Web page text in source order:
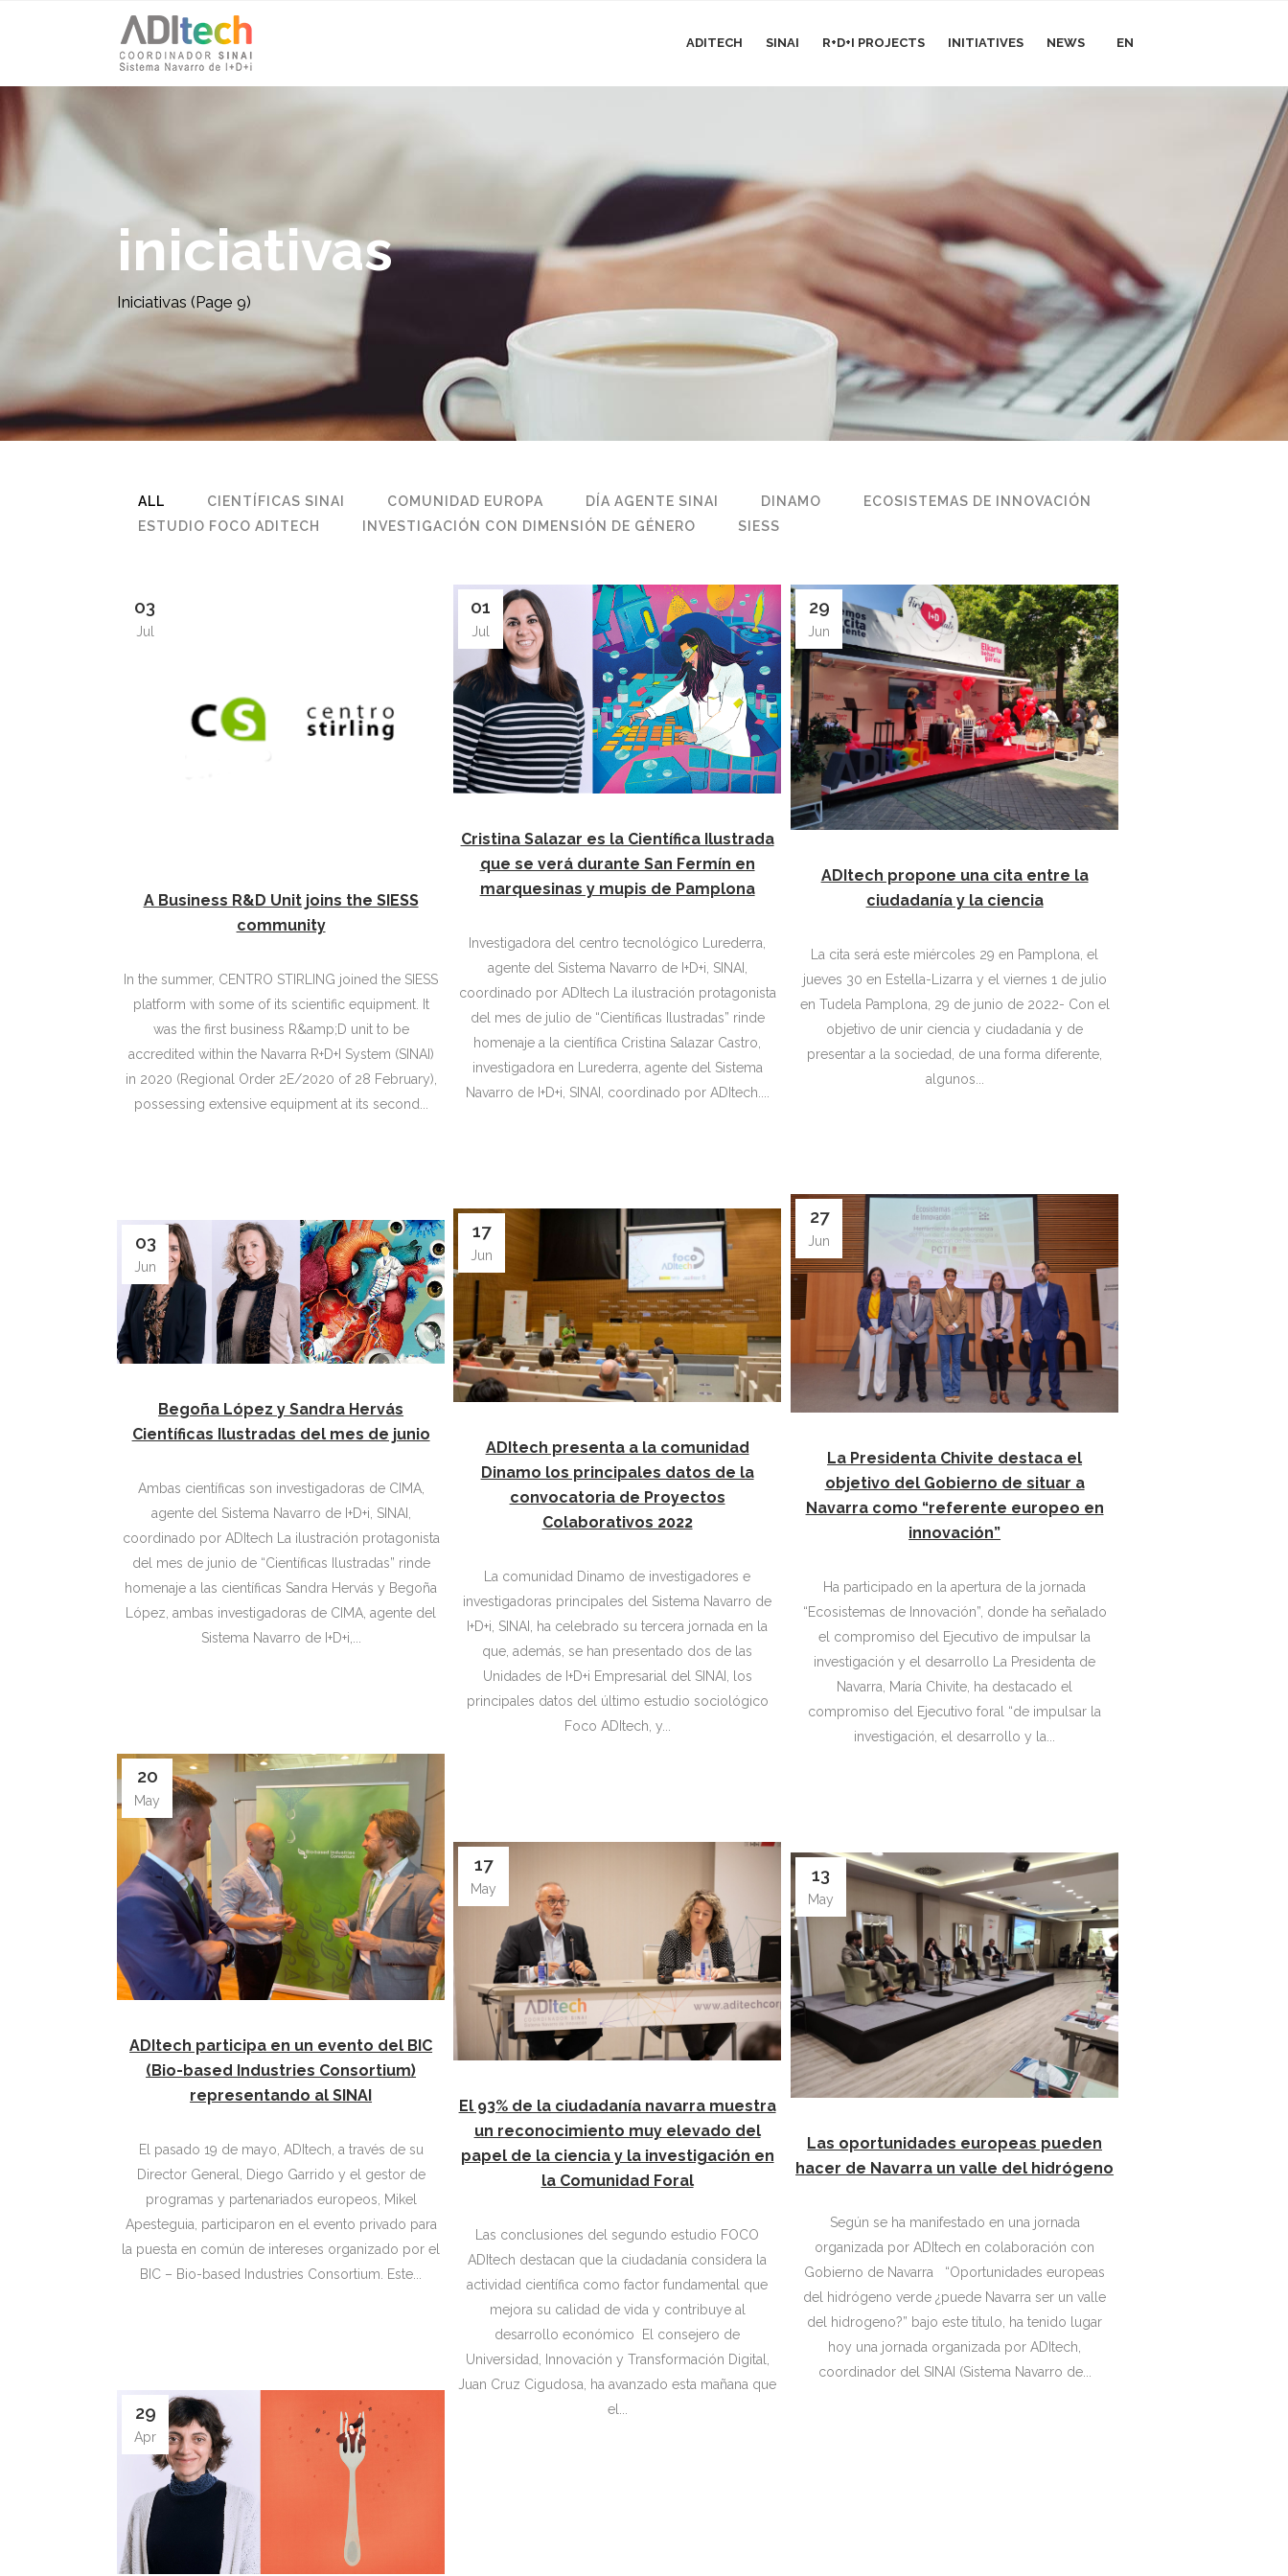
ADITECH SINAI R+D+I PROJECTS INITIATIVES NEWS EN
iniciativas
Iniciativas (Page 9)
ALL CIENTÍFICAS SINAI COMUNIDAD EUROPA DÍA AGENTE SINAI DINAMO
ECOSISTEMAS DE INNOVACIÓN
ESTUDIO FOCO ADITECH
INVESTIGACIÓN CON DIMENSIÓN DE GÉNERO SIESS
03
Jul
A Business R&D Unit joins the SIESS
community
In the summer, CENTRO STIRLING joined the SIESS
platform with some of its scientific equipment. It
was the first business R&amp;D unit to be
accredited within the Navarra R+D+I System (SINAI)
in 2020 (Regional Order 2E/2020 of 28 February),
possessing extensive equipment at its second...
01
Jul
Cristina Salazar es la Científica Ilustrada
que se verá durante San Fermín en
marquesinas y mupis de Pamplona
Investigadora del centro tecnológico Lurederra,
agente del Sistema Navarro de I+D+i, SINAI,
coordinado por ADItech La ilustración protagonista
del mes de julio de “Científicas Ilustradas” rinde
homenaje a la científica Cristina Salazar Castro,
investigadora en Lurederra, agente del Sistema
Navarro de I+D+i, SINAI, coordinado por ADItech....
29
Jun
ADItech propone una cita entre la
ciudadanía y la ciencia
La cita será este miércoles 29 en Pamplona, el
jueves 30 en Estella-Lizarra y el viernes 1 de julio
en Tudela Pamplona, 29 de junio de 2022- Con el
objetivo de unir ciencia y ciudadanía y de
presentar a la sociedad, de una forma diferente,
algunos...
27
Jun
La Presidenta Chivite destaca el
objetivo del Gobierno de situar a
Navarra como “referente europeo en
innovación”
Ha participado en la apertura de la jornada
“Ecosistemas de Innovación”, donde ha señalado
el compromiso del Ejecutivo de impulsar la
investigación y el desarrollo La Presidenta de
Navarra, María Chivite, ha destacado el
compromiso del Ejecutivo foral “de impulsar la
investigación, el desarrollo y la...
17
Jun
ADItech presenta a la comunidad
Dinamo los principales datos de la
convocatoria de Proyectos
Colaborativos 2022
La comunidad Dinamo de investigadores e
investigadoras principales del Sistema Navarro de
I+D+i, SINAI, ha celebrado su tercera jornada en la
que, además, se han presentado dos de las
Unidades de I+D+i Empresarial del SINAI, los
principales datos del último estudio sociológico
Foco ADItech, y...
03
Jun
Begoña López y Sandra Hervás
Científicas Ilustradas del mes de junio
Ambas científicas son investigadoras de CIMA,
agente del Sistema Navarro de I+D+i, SINAI,
coordinado por ADItech La ilustración protagonista
del mes de junio de “Científicas Ilustradas” rinde
homenaje a las científicas Sandra Hervás y Begoña
López, ambas investigadoras de CIMA, agente del
Sistema Navarro de I+D+i,...
20
May
ADItech participa en un evento del BIC
(Bio-based Industries Consortium)
representando al SINAI
El pasado 19 de mayo, ADItech, a través de su
Director General, Diego Garrido y el gestor de
programas y partenariados europeos, Mikel
Apesteguia, participaron en el evento privado para
la puesta en común de intereses organizado por el
BIC – Bio-based Industries Consortium. Este...
17
May
El 93% de la ciudadanía navarra muestra
un reconocimiento muy elevado del
papel de la ciencia y la investigación en
la Comunidad Foral
Las conclusiones del segundo estudio FOCO
ADItech destacan que la ciudadanía considera la
actividad científica como factor fundamental que
mejora su calidad de vida y contribuye al
desarrollo económico El consejero de
Universidad, Innovación y Transformación Digital,
Juan Cruz Cigudosa, ha avanzado esta mañana que
el...
13
May
Las oportunidades europeas pueden
hacer de Navarra un valle del hidrógeno
Según se ha manifestado en una jornada
organizada por ADItech en colaboración con
Gobierno de Navarra “Oportunidades europeas
del hidrógeno verde ¿puede Navarra ser un valle
del hidrogeno?” bajo este título, ha tenido lugar
hoy una jornada organizada por ADItech,
coordinador del SINAI (Sistema Navarro de...
29
Apr